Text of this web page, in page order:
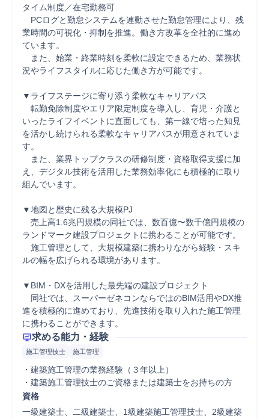
タイム制度／在宅勤務可
PCログと勤怠システムを連動させた勤怠管理により、残
業時間の可視化・抑制を推進。働き方改革を全社的に進め
ています。
また、始業・終業時刻を柔軟に設定できるため、業務状
況やライフスタイルに応じた働き方が可能です。
▼ライフステージに寄り添う柔軟なキャリアパス
転勤免除制度やエリア限定制度を導入し、育児・介護と
いったライフイベントに直面しても、第一線で培った知見
を活かし続けられる柔軟なキャリアパスが用意されていま
す。
また、業界トップクラスの研修制度・資格取得支援に加
え、デジタル技術を活用した業務効率化にも積極的に取り
組んでいます。
▼地図と歴史に残る大規模PJ
売上高1.6兆円規模の同社では、数百億〜数千億円規模の
ランドマーク建設プロジェクトに携わることが可能です。
施工管理として、大規模建築に携わりながら経験・スキ
ルの幅を広げられる環境があります。
▼BIM・DXを活用した最先端の建設プロジェクト
同社では、スーパーゼネコンならではのBIM活用やDX推
進を積極的に進めており、先進技術を取り入れた施工管理
に携わることができます。
求める能力・経験
施工管理技士 施工管理
・建築施工管理の業務経験（３年以上）
・建築施工管理技士のご資格または建築士をお持ちの方
資格
一級建築士、二級建築士、1級建築施工管理技士、2級建築